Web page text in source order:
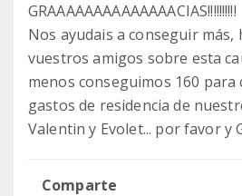
GRAAAAAAAAAAAAAACIAS!!!!!!!!!!
Nos ayudais a conseguir más,
vuestros amigos sobre esta
menos conseguimos 160 para
gastos de residencia de
Valentin y Evolet... por favor y
Comparte